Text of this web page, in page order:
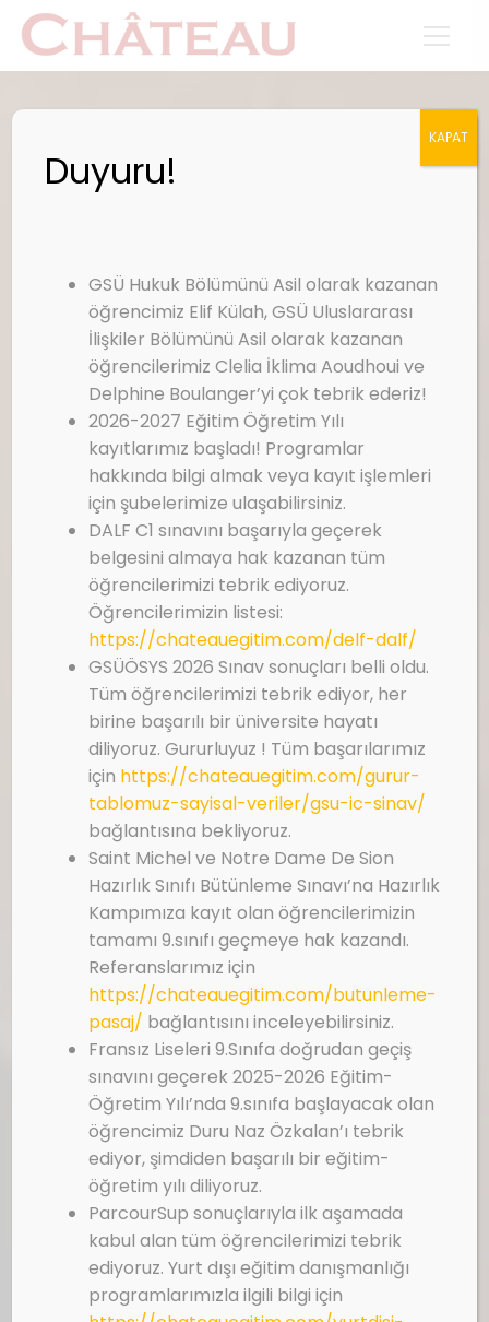
Duyuru!
GSÜ Hukuk Bölümünü Asil olarak kazanan
öğrencimiz Elif Külah, GSÜ Uluslararası
İlişkiler Bölümünü Asil olarak kazanan
öğrencilerimiz Clelia İklima Aoudhoui ve
Delphine Boulanger’yi çok tebrik ederiz!
2026-2027 Eğitim Öğretim Yılı
kayıtlarımız başladı! Programlar
hakkında bilgi almak veya kayıt işlemleri
için şubelerimize ulaşabilirsiniz.
DALF C1 sınavını başarıyla geçerek
belgesini almaya hak kazanan tüm
öğrencilerimizi tebrik ediyoruz.
Öğrencilerimizin listesi:
https://chateauegitim.com/delf-dalf/
GSÜÖSYS 2026 Sınav sonuçları belli oldu.
Tüm öğrencilerimizi tebrik ediyor, her
birine başarılı bir üniversite hayatı
diliyoruz. Gururluyuz ! Tüm başarılarımız
için https://chateauegitim.com/gurur-
tablomuz-sayisal-veriler/gsu-ic-sinav/
bağlantısına bekliyoruz.
Saint Michel ve Notre Dame De Sion
Hazırlık Sınıfı Bütünleme Sınavı’na Hazırlık
Kampımıza kayıt olan öğrencilerimizin
tamamı 9.sınıfı geçmeye hak kazandı.
Referanslarımız için
https://chateauegitim.com/butunleme-
pasaj/ bağlantısını inceleyebilirsiniz.
Fransız Liseleri 9.Sınıfa doğrudan geçiş
sınavını geçerek 2025-2026 Eğitim-
Öğretim Yılı’nda 9.sınıfa başlayacak olan
öğrencimiz Duru Naz Özkalan’ı tebrik
ediyor, şimdiden başarılı bir eğitim-
öğretim yılı diliyoruz.
ParcourSup sonuçlarıyla ilk aşamada
kabul alan tüm öğrencilerimizi tebrik
ediyoruz. Yurt dışı eğitim danışmanlığı
programlarımızla ilgili bilgi için
KAPAT